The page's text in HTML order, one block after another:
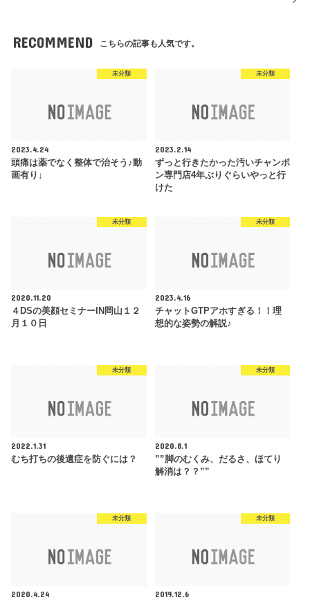
RECOMMEND こちらの記事も人気です。
未分類
2023.4.24
頭痛は薬でなく整体で治そう♪動
画有り↓
未分類
2023.2.14
ずっと行きたかった汚いチャンポ
ン専門店4年ぶりぐらいやっと行
けた
未分類
2020.11.20
４DSの美顔セミナーIN岡山１２
月１０日
未分類
2023.4.16
チャットGTPアホすぎる！！理
想的な姿勢の解説♪
未分類
2022.1.31
むち打ちの後遺症を防ぐには？
未分類
2020.8.1
””脚のむくみ、だるさ、ほてり
解消は？？””
未分類
2020.4.24
未分類
2019.12.6